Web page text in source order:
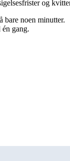
og
bare noen minutter.
gang.